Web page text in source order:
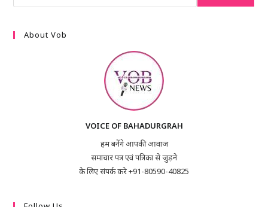
About Vob
VOICE OF BAHADURGRAH
हम बनेंगे आपकी आवाज
समाचार पत्र एवं पत्रिका से जुड़ने
के लिए संपर्क करे +91-80590-40825